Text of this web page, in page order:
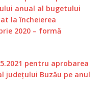
anual al bugetului
la încheierea
2020 – formă
pentru aprobarea
județului Buzău pe anul